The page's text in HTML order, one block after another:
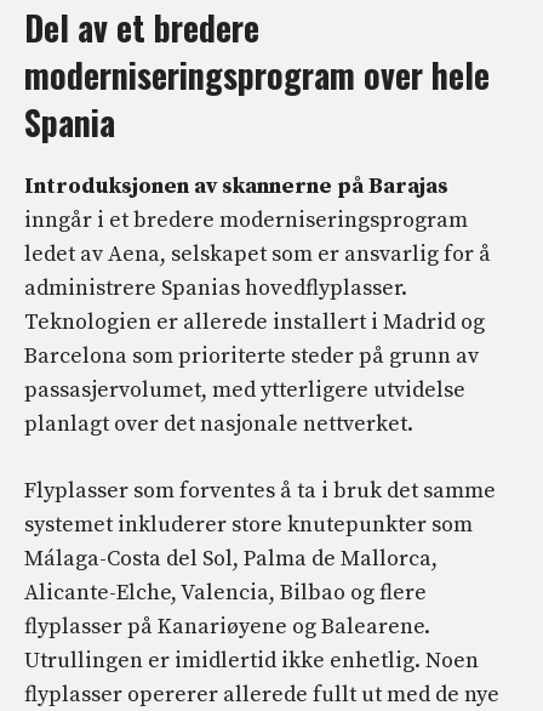
Del av et bredere
moderniseringsprogram over hele
Spania
Introduksjonen av skannerne på Barajas
inngår i et bredere moderniseringsprogram
ledet av Aena, selskapet som er ansvarlig for å
administrere Spanias hovedflyplasser.
Teknologien er allerede installert i Madrid og
Barcelona som prioriterte steder på grunn av
passasjervolumet, med ytterligere utvidelse
planlagt over det nasjonale nettverket.
Flyplasser som forventes å ta i bruk det samme
systemet inkluderer store knutepunkter som
Málaga-Costa del Sol, Palma de Mallorca,
Alicante-Elche, Valencia, Bilbao og flere
flyplasser på Kanariøyene og Balearene.
Utrullingen er imidlertid ikke enhetlig. Noen
flyplasser opererer allerede fullt ut med de nye